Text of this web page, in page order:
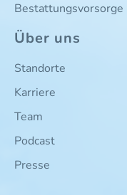
Bestattungsvorsorge
Über uns
Standorte
Karriere
Team
Podcast
Presse